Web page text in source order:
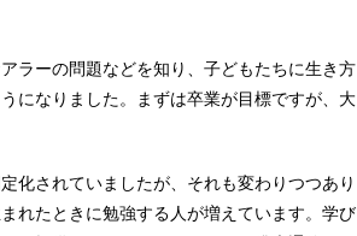
ラーの問題などを知り、子どもたちに生き方
になりました。まずは卒業が目標ですが、大
化されていましたが、それも変わりつつあり
れたときに勉強する人が増えています。学び